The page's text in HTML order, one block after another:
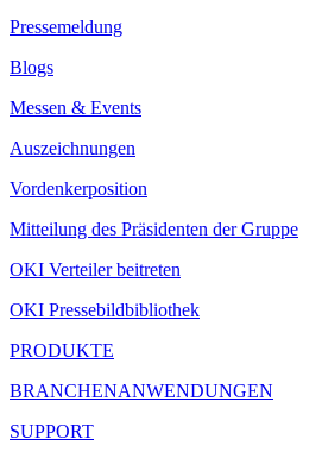
Pressemeldung
Blogs
Messen & Events
Auszeichnungen
Vordenkerposition
Mitteilung des Präsidenten der Gruppe
OKI Verteiler beitreten
OKI Pressebildbibliothek
PRODUKTE
BRANCHENANWENDUNGEN
SUPPORT